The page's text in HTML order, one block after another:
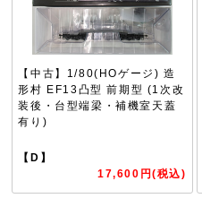
【中古】1/80(HOゲージ) 造
形村 EF13凸型 前期型 (1次改
装後・台型端梁・補機室天蓋
有り)
【D】
17,600円(税込)